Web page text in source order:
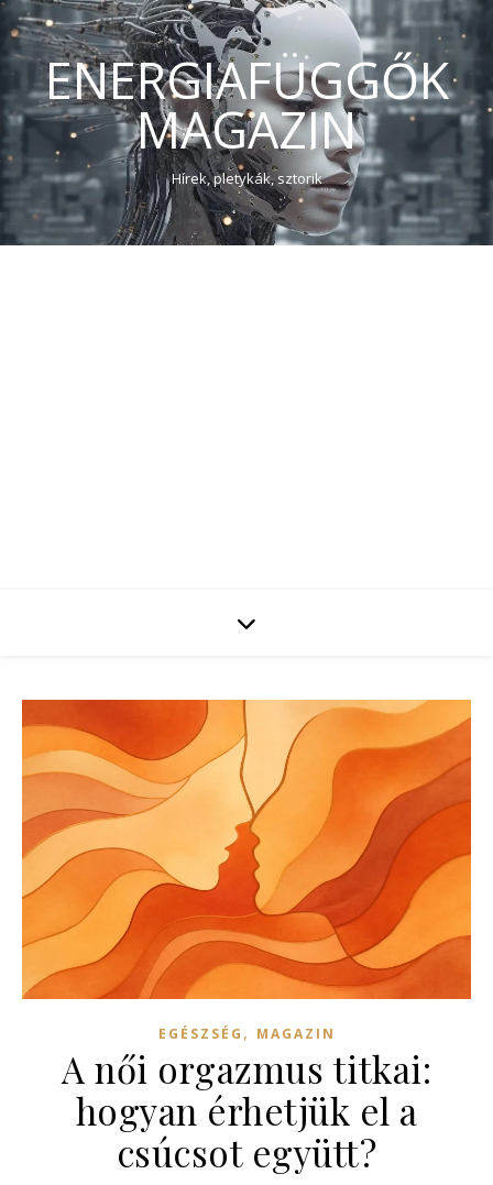
ENERGIAFÜGGŐK
MAGAZIN
Hírek, pletykák, sztorik
EGÉSZSÉG , MAGAZIN
A női orgazmus titkai:
hogyan érhetjük el a
csúcsot együtt?